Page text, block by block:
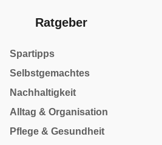
Ratgeber
Spartipps
Selbstgemachtes
Nachhaltigkeit
Alltag & Organisation
Pflege & Gesundheit